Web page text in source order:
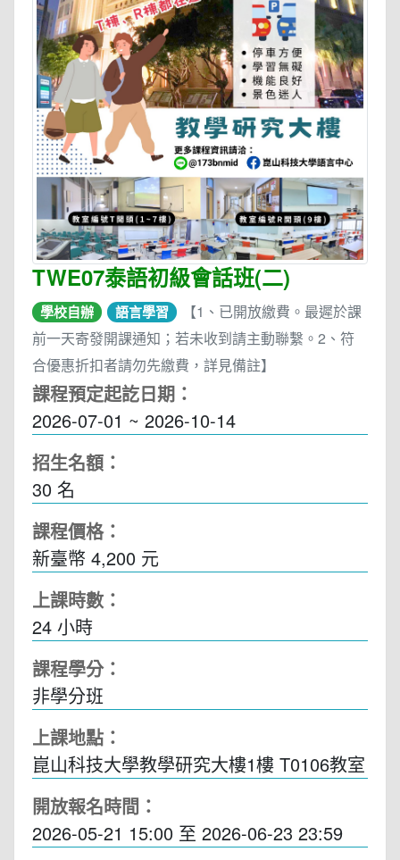
TWE07泰語初級會話班(二)
學校自辦 語言學習
【1、已開放繳費。最遲於課
前一天寄發開課通知；若未收到請主動聯繫。2、符
合優惠折扣者請勿先繳費，詳見備註】
課程預定起訖日期：
2026-07-01 ~ 2026-10-14
招生名額：
30 名
課程價格：
新臺幣 4,200 元
上課時數：
24 小時
課程學分：
非學分班
上課地點：
崑山科技大學教學研究大樓1樓 T0106教室
開放報名時間：
2026-05-21 15:00 至 2026-06-23 23:59